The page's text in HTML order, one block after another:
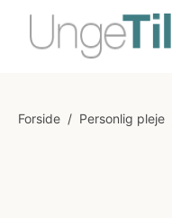
Forside / Personlig pleje